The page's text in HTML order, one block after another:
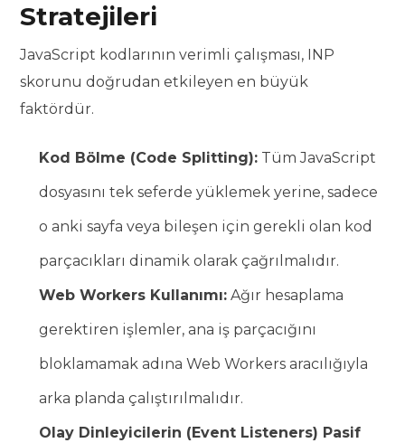
Stratejileri
JavaScript kodlarının verimli çalışması, INP
skorunu doğrudan etkileyen en büyük
faktördür.
Kod Bölme (Code Splitting): Tüm JavaScript
dosyasını tek seferde yüklemek yerine, sadece
o anki sayfa veya bileşen için gerekli olan kod
parçacıkları dinamik olarak çağrılmalıdır.
Web Workers Kullanımı: Ağır hesaplama
gerektiren işlemler, ana iş parçacığını
bloklamamak adına Web Workers aracılığıyla
arka planda çalıştırılmalıdır.
Olay Dinleyicilerin (Event Listeners) Pasif